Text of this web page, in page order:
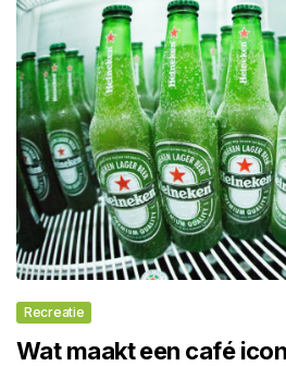
Recreatie
Wat maakt een café